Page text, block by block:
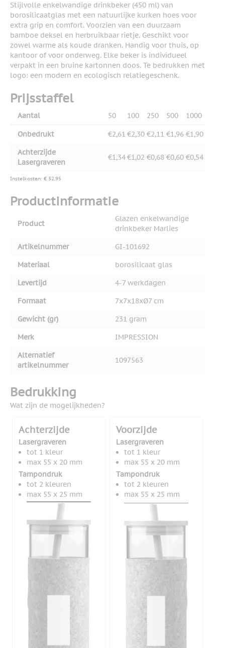
Stijlvolle enkelwandige drinkbeker (450 ml) van
borosilicaatglas met een natuurlijke kurken hoes voor
extra grip en comfort. Voorzien van een duurzaam
bamboe deksel en herbruikbaar rietje. Geschikt voor
zowel warme als koude dranken. Handig voor thuis, op
kantoor of voor onderweg. Elke beker is individueel
verpakt in een bruine kartonnen doos. Te bedrukken met
logo: een modern en ecologisch relatiegeschenk.
Prijsstaffel
Aantal 50 100 250 500 1000
Onbedrukt €2,61 €2,30 €2,11 €1,96 €1,90
Achterzijde
Lasergraveren
€1,34€1,02 €0,68 €0,60 €0,54
Instelkosten: € 32,95
Productinformatie
Product
Glazen enkelwandige
drinkbeker Marlies
Artikelnummer
GI-101692
Materiaal
borosilicaat glas
Levertijd
4-7 werkdagen
Formaat
7x7x18xØ7 cm
Gewicht (gr)
231 gram
Merk
IMPRESSION
Alternatief
artikelnummer
1097563
Bedrukking
Wat zijn de mogelijkheden?
Achterzijde
Lasergraveren
tot 1 kleur
max 55 x 20 mm
Tampondruk
tot 2 kleuren
max 55 x 25 mm
Voorzijde
Lasergraveren
tot 1 kleur
max 55 x 20 mm
Tampondruk
tot 2 kleuren
max 55 x 25 mm